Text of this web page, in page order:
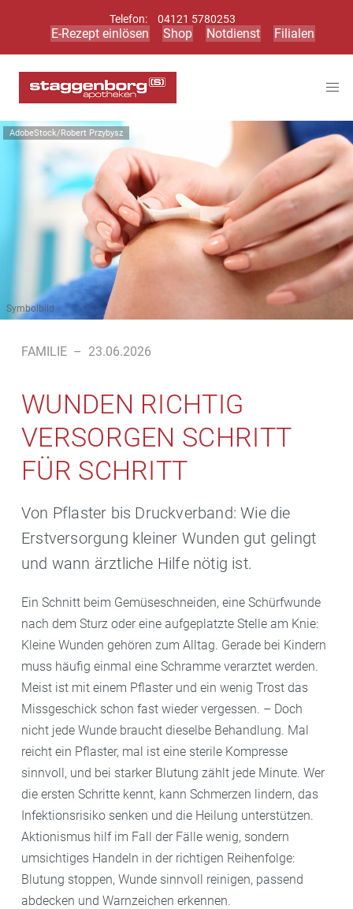
Telefon: 04121 5780253
E-Rezept einlösen Shop Notdienst Filialen
AdobeStock/Robert Przybysz
Symbolbild
FAMILIE – 23.06.2026
WUNDEN RICHTIG
VERSORGEN SCHRITT
FÜR SCHRITT
Von Pflaster bis Druckverband: Wie die
Erstversorgung kleiner Wunden gut gelingt
und wann ärztliche Hilfe nötig ist.
Ein Schnitt beim Gemüseschneiden, eine Schürfwunde
nach dem Sturz oder eine aufgeplatzte Stelle am Knie:
Kleine Wunden gehören zum Alltag. Gerade bei Kindern
muss häufig einmal eine Schramme verarztet werden.
Meist ist mit einem Pflaster und ein wenig Trost das
Missgeschick schon fast wieder vergessen. – Doch
nicht jede Wunde braucht dieselbe Behandlung. Mal
reicht ein Pflaster, mal ist eine sterile Kompresse
sinnvoll, und bei starker Blutung zählt jede Minute. Wer
die ersten Schritte kennt, kann Schmerzen lindern, das
Infektionsrisiko senken und die Heilung unterstützen.
Aktionismus hilf im Fall der Fälle wenig, sondern
umsichtiges Handeln in der richtigen Reihenfolge:
Blutung stoppen, Wunde sinnvoll reinigen, passend
abdecken und Warnzeichen erkennen.